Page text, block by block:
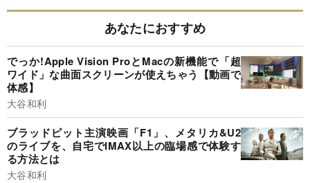
あなたにおすすめ
でっか!Apple Vision ProとMacの新機能で「超
ワイド」な曲面スクリーンが使えちゃう【動画で
体感】
大谷和利
ブラッドピット主演映画「F1」、メタリカ&U2
のライブを、自宅でIMAX以上の臨場感で体験す
る方法とは
大谷和利